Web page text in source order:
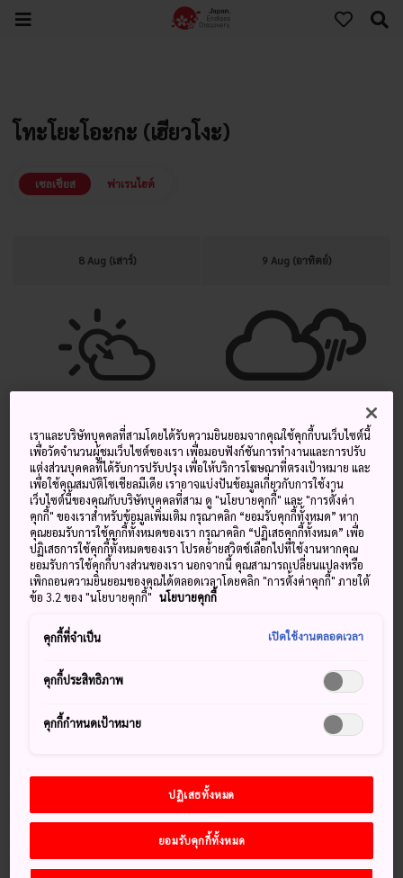
โทะโยะโอะกะ (เฮียวโงะ)
เซลเซียส ฟาเรนไฮต์
8 Aug (เสาร์) 9 Aug (อาทิตย์)
อุณหภูมิ
สูงสุด
อุณหภูมิ
ต่ำสุด
หยาดน้ำฟ้า
อุณหภูมิ
สูงสุด
อุณหภูมิ
ต่ำสุด
หยาดน้ำฟ้า
34° 25° 40% 33° 25° 60%
อุณหภูมิ
สูงสุด
อุณหภูมิ
ต่ำสุด
หยาดน้ำฟ้า
9 Aug (อาทิตย์) 60%
10 Aug (จันทร์) 60%
12 Aug (พุธ) 35° 23° 40%
13 Aug (พฤหัสบดี) 36° 23° 20%
เราและบริษัทบุคคลที่สามโดยได้รับความยินยอมจากคุณใช้คุกกี้บนเว็บไซต์นี้
เพื่อวัดจำนวนผู้ชมเว็บไซต์ของเรา เพื่อมอบฟังก์ชันการทำงานและการปรับ
แต่งส่วนบุคคลที่ได้รับการปรับปรุง เพื่อให้บริการโฆษณาที่ตรงเป้าหมาย และ
เพื่อใช้คุณสมบัติโซเชียลมีเดีย เราอาจแบ่งปันข้อมูลเกี่ยวกับการใช้งาน
เว็บไซต์นี้ของคุณกับบริษัทบุคคลที่สาม ดู "นโยบายคุกกี้" และ "การตั้งค่า
คุกกี้" ของเราสำหรับข้อมูลเพิ่มเติม กรุณาคลิก “ยอมรับคุกกี้ทั้งหมด” หาก
คุณยอมรับการใช้คุกกี้ทั้งหมดของเรา กรุณาคลิก “ปฏิเสธคุกกี้ทั้งหมด” เพื่อ
ปฏิเสธการใช้คุกกี้ทั้งหมดของเรา โปรดย้ายสวิตช์เลือกไปที่ใช้งานหากคุณ
ยอมรับการใช้คุกกี้บางส่วนของเรา นอกจากนี้ คุณสามารถเปลี่ยนแปลงหรือ
เพิกถอนความยินยอมของคุณได้ตลอดเวลาโดยคลิก "การตั้งค่าคุกกี้" ภายใต้
ข้อ 3.2 ของ "นโยบายคุกกี้" นโยบายคุกกี้
คุกกี้ที่จำเป็น เปิดใช้งานตลอดเวลา
คุกกี้ประสิทธิภาพ
คุกกี้กำหนดเป้าหมาย
ปฏิเสธทั้งหมด
ยอมรับคุกกี้ทั้งหมด